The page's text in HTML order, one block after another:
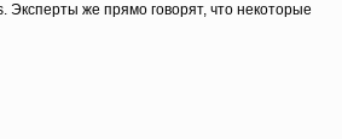
Эксперты же прямо говорят, что некоторые